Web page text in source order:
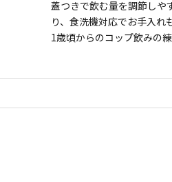
蓋つきで飲む量を調節し
り、食洗機対応でお手入れ
1歳頃からのコップ飲みの